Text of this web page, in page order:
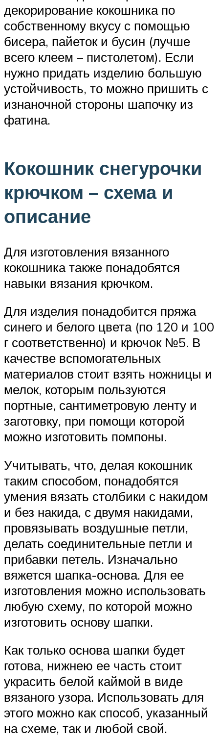
декорирование кокошника по
собственному вкусу с помощью
бисера, пайеток и бусин (лучше
всего клеем – пистолетом). Если
нужно придать изделию большую
устойчивость, то можно пришить с
изнаночной стороны шапочку из
фатина.
Кокошник снегурочки
крючком – схема и
описание
Для изготовления вязанного
кокошника также понадобятся
навыки вязания крючком.
Для изделия понадобится пряжа
синего и белого цвета (по 120 и 100
г соответственно) и крючок №5. В
качестве вспомогательных
материалов стоит взять ножницы и
мелок, которым пользуются
портные, сантиметровую ленту и
заготовку, при помощи которой
можно изготовить помпоны.
Учитывать, что, делая кокошник
таким способом, понадобятся
умения вязать столбики с накидом
и без накида, с двумя накидами,
провязывать воздушные петли,
делать соединительные петли и
прибавки петель. Изначально
вяжется шапка-основа. Для ее
изготовления можно использовать
любую схему, по которой можно
изготовить основу шапки.
Как только основа шапки будет
готова, нижнею ее часть стоит
украсить белой каймой в виде
вязаного узора. Использовать для
этого можно как способ, указанный
на схеме, так и любой свой.